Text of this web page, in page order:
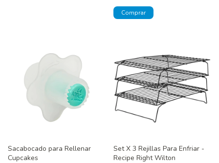
Sacabocado para Rellenar
Cupcakes
Set X 3 Rejillas Para Enfriar -
Recipe Right Wilton